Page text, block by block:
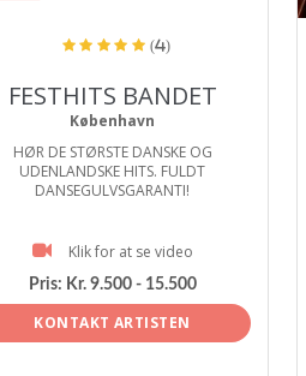
(4)
FESTHITS BANDET
København
HØR DE STØRSTE DANSKE OG
UDENLANDSKE HITS. FULDT
DANSEGULVSGARANTI!
Klik for at se video
Pris: Kr. 9.500 - 15.500
KONTAKT ARTISTEN